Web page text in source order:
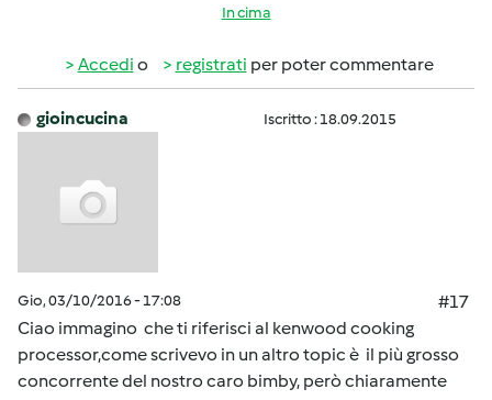
In cima
Accedi o registrati per poter commentare
gioincucina Iscritto : 18.09.2015
Gio, 03/10/2016 - 17:08
#17
Ciao immagino che ti riferisci al kenwood cooking
processor,come scrivevo in un altro topic è il più grosso
concorrente del nostro caro bimby, però chiaramente